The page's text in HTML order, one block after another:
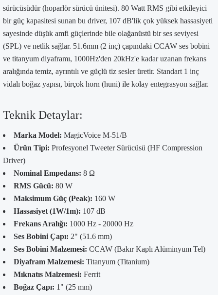
sürücüsüdür (hoparlör sürücü ünitesi). 80 Watt RMS gibi etkileyici
bir güç kapasitesi sunan bu driver, 107 dB'lik çok yüksek hassasiyeti
sayesinde düşük amfi güçlerinde bile olağanüstü bir ses seviyesi
(SPL) ve netlik sağlar. 51.6mm (2 inç) çapındaki CCAW ses bobini
ve titanyum diyaframı, 1000Hz'den 20kHz'e kadar uzanan frekans
aralığında temiz, ayrıntılı ve güçlü tiz sesler üretir. Standart 1 inç
vidalı boğaz yapısı, birçok horn (huni) ile kolay entegrasyon sağlar.
Teknik Detaylar:
Marka Model: MagicVoice M-51/B
Ürün Tipi: Profesyonel Tweeter Sürücüsü (HF Compression
Driver)
Nominal Empedans: 8 Ω
RMS Gücü: 80 W
Maksimum Güç (Peak): 160 W
Hassasiyet (1W/1m): 107 dB
Frekans Aralığı: 1000 Hz - 20000 Hz
Ses Bobini Çapı: 2" (51.6 mm)
Ses Bobini Malzemesi: CCAW (Bakır Kaplı Alüminyum Tel)
Diyafram Malzemesi: Titanyum (Titanium)
Mıknatıs Malzemesi: Ferrit
Boğaz Çapı: 1" (25 mm)